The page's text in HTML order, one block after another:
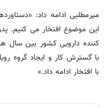
میرمطلبی ادامه داد:
این موضوع افتخار می کنیم.
با گسترش کار و ایجاد گروه
با افتخار ادامه داد.»